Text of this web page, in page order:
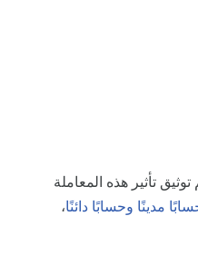
تأثير هذه المعاملة
مدينًا وحسابًا دائنًا،